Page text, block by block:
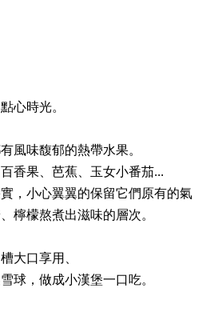
心時光。
風味馥郁的熱帶水果。
香果、芭蕉、玉女小番茄...
，小心翼翼的保留它們原有的氣
檸檬熬煮出滋味的層次。
大口享用、
球，做成小漢堡一口吃。